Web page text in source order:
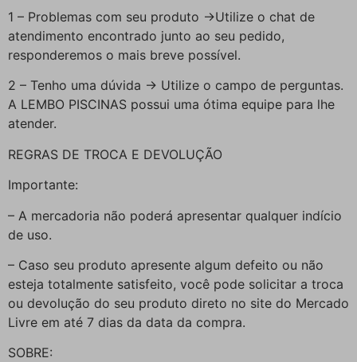
1 – Problemas com seu produto ->Utilize o chat de
atendimento encontrado junto ao seu pedido,
responderemos o mais breve possível.
2 – Tenho uma dúvida -> Utilize o campo de perguntas.
A LEMBO PISCINAS possui uma ótima equipe para lhe
atender.
REGRAS DE TROCA E DEVOLUÇÃO
Importante:
– A mercadoria não poderá apresentar qualquer indício
de uso.
– Caso seu produto apresente algum defeito ou não
esteja totalmente satisfeito, você pode solicitar a troca
ou devolução do seu produto direto no site do Mercado
Livre em até 7 dias da data da compra.
SOBRE: